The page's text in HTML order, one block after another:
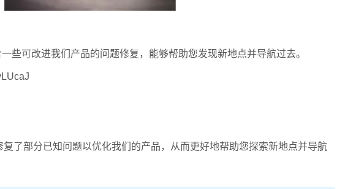
些可改进我们产品的问题修复，能够帮助您发现新地点并导航过去。
了部分已知问题以优化我们的产品，从而更好地帮助您探索新地点并导航